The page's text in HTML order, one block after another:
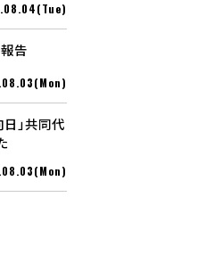
告
日」共同代